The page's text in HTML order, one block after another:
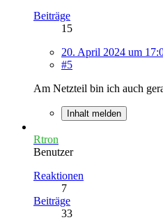
Beiträge
15
20. April 2024 um
#5
Am Netzteil bin ich auch
Inhalt melden
Rtron
Benutzer
Reaktionen
7
Beiträge
33